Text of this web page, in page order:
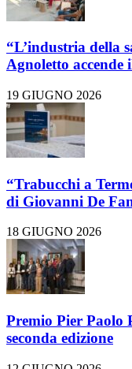
“L’industria della
Agnoletto accende
19 GIUGNO 2026
“Trabucchi a
di Giovanni De
18 GIUGNO 2026
Premio Pier
seconda edizione